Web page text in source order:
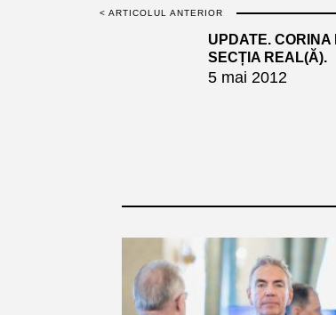
< ARTICOLUL ANTERIOR
UPDATE.
SECȚIA REAL(Ă).
5 mai 2012